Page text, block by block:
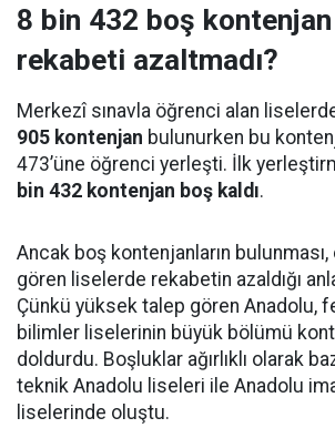
8 bin 432 boş
rekabeti azaltmadı?
Merkezî sınavla öğrenci alan
905 kontenjan bulunurken bu
473’üne öğrenci yerleşti. İlk
bin 432 kontenjan boş kaldı.
Ancak boş kontenjanların
gören liselerde rekabetin azaldığı
Çünkü yüksek talep gören Anadolu,
bilimler liselerinin büyük bölümü
doldurdu. Boşluklar ağırlıklı olarak
teknik Anadolu liseleri ile Anadolu
liselerinde oluştu.